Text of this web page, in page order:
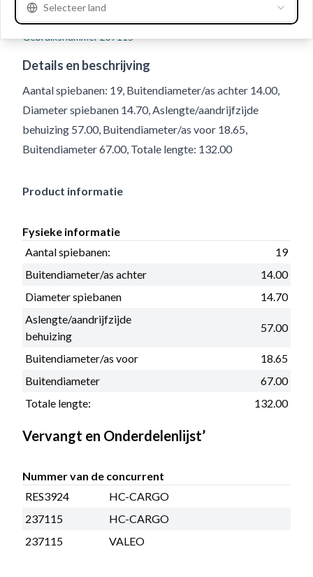
Gebruiksnummer237115
Details en beschrijving
Aantal spiebanen: 19, Buitendiameter/as achter 14.00,
Diameter spiebanen 14.70, Aslengte/aandrijfzijde
behuizing 57.00, Buitendiameter/as voor 18.65,
Buitendiameter 67.00, Totale lengte: 132.00
Product informatie
Fysieke informatie
Aantal spiebanen:
19
Buitendiameter/as achter
14.00
Diameter spiebanen
14.70
Aslengte/aandrijfzijde
behuizing
57.00
Buitendiameter/as voor
18.65
Buitendiameter
67.00
Totale lengte:
132.00
Vervangt en Onderdelenlijst’
Nummer van de concurrent
RES3924
HC-CARGO
237115
HC-CARGO
237115
VALEO
Selecteer land